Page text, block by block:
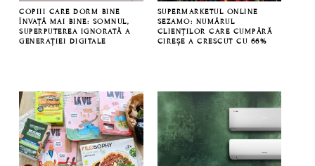
COPIII CARE DORM BINE
ÎNVAȚĂ MAI BINE: SOMNUL,
SUPERPUTEREA IGNORATĂ A
GENERAȚIEI DIGITALE
SUPERMARKETUL ONLINE
SEZAMO: NUMĂRUL
CLIENȚILOR CARE CUMPĂRĂ
CIREȘE A CRESCUT CU 66%